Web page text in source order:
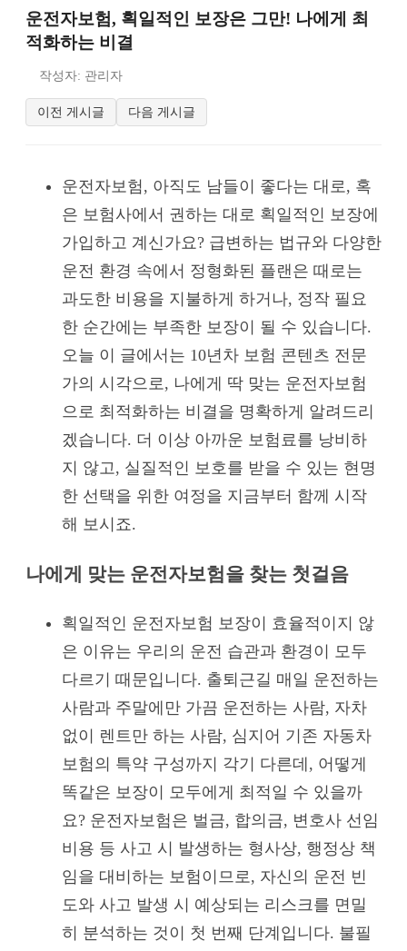
운전자보험, 획일적인 보장은 그만! 나에게 최
적화하는 비결
작성자: 관리자
이전 게시글 다음 게시글
운전자보험, 아직도 남들이 좋다는 대로, 혹
은 보험사에서 권하는 대로 획일적인 보장에
가입하고 계신가요? 급변하는 법규와 다양한
운전 환경 속에서 정형화된 플랜은 때로는
과도한 비용을 지불하게 하거나, 정작 필요
한 순간에는 부족한 보장이 될 수 있습니다.
오늘 이 글에서는 10년차 보험 콘텐츠 전문
가의 시각으로, 나에게 딱 맞는 운전자보험
으로 최적화하는 비결을 명확하게 알려드리
겠습니다. 더 이상 아까운 보험료를 낭비하
지 않고, 실질적인 보호를 받을 수 있는 현명
한 선택을 위한 여정을 지금부터 함께 시작
해 보시죠.
나에게 맞는 운전자보험을 찾는 첫걸음
획일적인 운전자보험 보장이 효율적이지 않
은 이유는 우리의 운전 습관과 환경이 모두
다르기 때문입니다. 출퇴근길 매일 운전하는
사람과 주말에만 가끔 운전하는 사람, 자차
없이 렌트만 하는 사람, 심지어 기존 자동차
보험의 특약 구성까지 각기 다른데, 어떻게
똑같은 보장이 모두에게 최적일 수 있을까
요? 운전자보험은 벌금, 합의금, 변호사 선임
비용 등 사고 시 발생하는 형사상, 행정상 책
임을 대비하는 보험이므로, 자신의 운전 빈
도와 사고 발생 시 예상되는 리스크를 면밀
히 분석하는 것이 첫 번째 단계입니다. 불필